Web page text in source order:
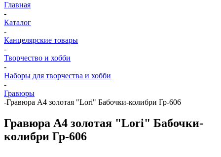
Главная
-
Каталог
-
Канцелярские товары
-
Творчество и хобби
-
Наборы для творчества и хобби
-
Гравюры
-Гравюра А4 золотая "Lori" Бабочки-колибри Гр-606
Гравюра А4 золотая "Lori" Бабочки-
колибри Гр-606